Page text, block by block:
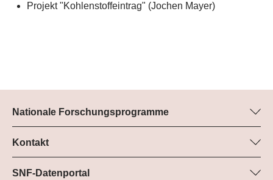
Projekt "Kohlenstoffeintrag" (Jochen Mayer)
Nationale Forschungsprogramme
Hier finden Sie Informationen zu allen Nationalen
Forschungsprogrammen (NFP):
Alle NFP
Kontakt
Programm-Manager
Dr. Pascal Walther, SNF
SNF-Datenportal